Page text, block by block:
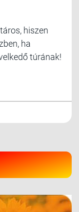
hiszen
ha
túrának!